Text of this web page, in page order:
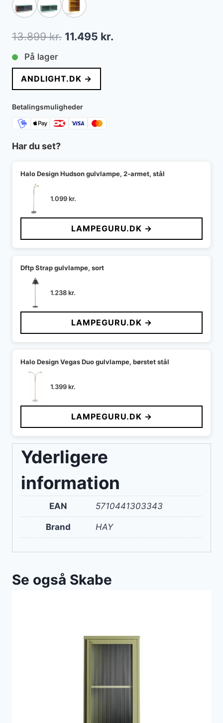
13.899kr. Den
pris
var:
13.899 kr..
11.495 kr.
På lager
ANDLIGHT.DK →
Betalingsmuligheder
Har du set?
Halo Design Hudson gulvlampe, 2-armet, stål
1.099kr.
LAMPEGURU.DK →
Dftp Strap gulvlampe, sort
1.238kr.
LAMPEGURU.DK →
Halo Design Vegas Duo gulvlampe, børstet stål
1.399kr.
LAMPEGURU.DK →
Yderligere
information
EAN 5710441303343
Brand HAY
Se også Skabe